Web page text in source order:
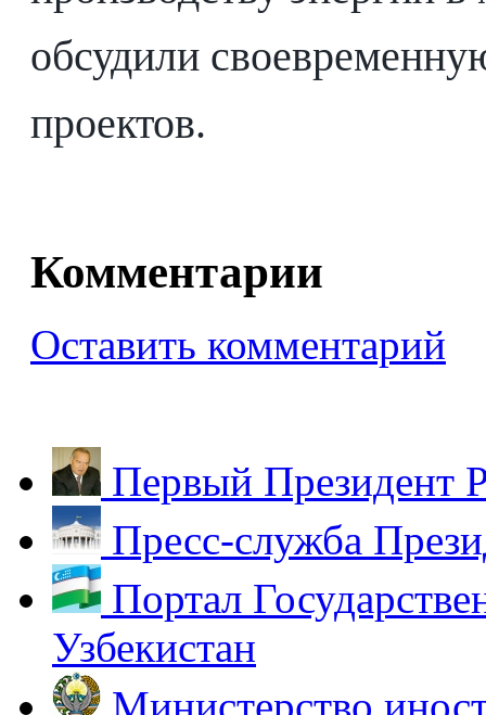
обсудили
проектов.
Комментарии
Оставить комментарий
Первый Президент
Пресс-служба
Портал
Узбекистан